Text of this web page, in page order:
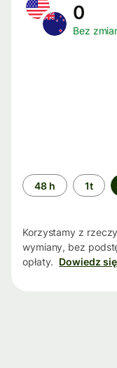
0
Bez
Przedział
czasu
48 h 1t
Korzystamy z
wymiany, bez
opłaty. Dowiedz